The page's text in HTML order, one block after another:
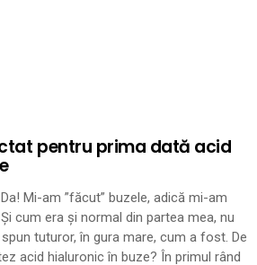
pentru prima dată acid
Mi-am ”făcut” buzele, adică mi-am
cum era și normal din partea mea, nu
tuturor, în gura mare, cum a fost. De
acid hialuronic în buze? În primul rând